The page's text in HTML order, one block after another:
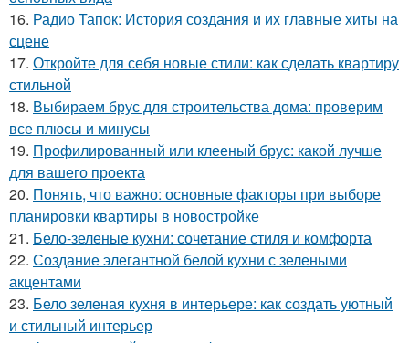
16. Радио Тапок: История создания и их главные хиты на
сцене
17. Откройте для себя новые стили: как сделать квартиру
стильной
18. Выбираем брус для строительства дома: проверим
все плюсы и минусы
19. Профилированный или клееный брус: какой лучше
для вашего проекта
20. Понять, что важно: основные факторы при выборе
планировки квартиры в новостройке
21. Бело-зеленые кухни: сочетание стиля и комфорта
22. Создание элегантной белой кухни с зелеными
акцентами
23. Бело зеленая кухня в интерьере: как создать уютный
и стильный интерьер